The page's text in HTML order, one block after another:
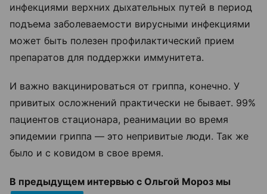
инфекциями верхних дыхательных путей в период
подъема заболеваемости вирусными инфекциями
может быть полезен профилактический прием
препаратов для поддержки иммунитета.
И важно вакцинироваться от гриппа, конечно. У
привитых осложнений практически не бывает. 99%
пациентов стационара, реанимации во время
эпидемии гриппа — это непривитые люди. Так же
было и с ковидом в свое время.
В предыдущем интервью с Ольгой Мороз мы